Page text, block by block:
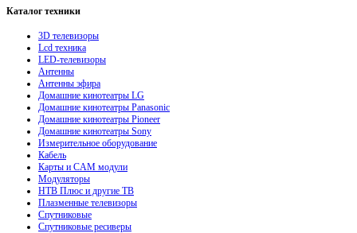
Каталогтехники
3D телевизоры
Lcd техника
LED-телевизоры
Антенны
Антенны эфира
Домашние кинотеатры LG
Домашние кинотеатры Panasonic
Домашние кинотеатры Pioneer
Домашние кинотеатры Sony
Измерительное оборудование
Кабель
Карты и CAM модули
Модуляторы
НТВ Плюс и другие ТВ
Плазменные телевизоры
Спутниковые
Спутниковые ресиверы